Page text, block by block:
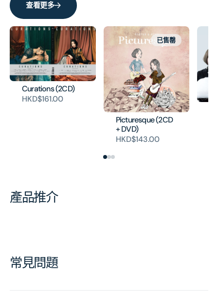
查看更多
Curations (2CD)
HKD$161.00
Picturesque (2CD
+ DVD)
HKD$143.00
已售罄
產品推介
常見問題